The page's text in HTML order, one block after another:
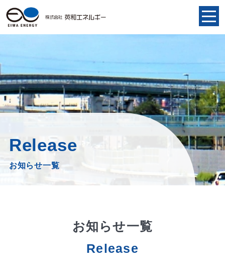
お知らせ一覧
お知らせ一覧